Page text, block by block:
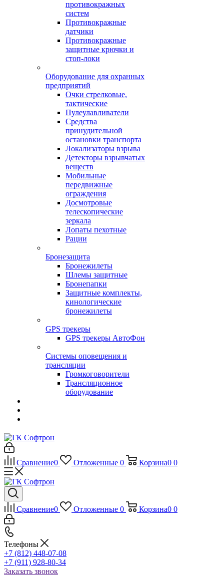
противокражных
систем
Противокражные
датчики
Противокражные
защитные крючки и
стоп-локи
Оборудование для охранных
предприятий
Очки стрелковые,
тактические
Пулеулавливатели
Средства
принудительной
остановки транспорта
Локализаторы взрыва
Детекторы взрывчатых
веществ
Мобильные
передвижные
ограждения
Досмотровые
телескопические
зеркала
Лопаты пехотные
Рации
Бронезащита
Бронежилеты
Шлемы защитные
Бронепапки
Защитные комплекты,
кинологические
бронежилеты
GPS трекеры
GPS трекеры АвтоФон
Системы оповещения и
трансляции
Громкоговорители
Трансляционное
оборудование
Сравнение0 Отложенные 0 Корзина0 0
Сравнение0 Отложенные 0 Корзина0 0
Телефоны
+7 (812) 448-07-08
+7 (911) 928-80-34
Заказать звонок